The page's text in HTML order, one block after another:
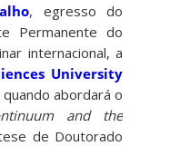
, egresso do
Permanente do
internacional, a
University
abordará o
and the
de Doutorado